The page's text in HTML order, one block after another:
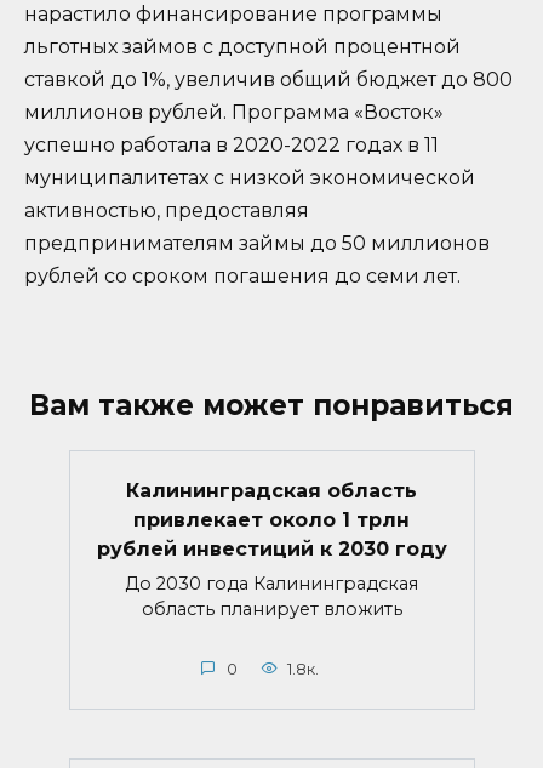
нарастило финансирование программы
льготных займов с доступной процентной
ставкой до 1%, увеличив общий бюджет до 800
миллионов рублей. Программа «Восток»
успешно работала в 2020-2022 годах в 11
муниципалитетах с низкой экономической
активностью, предоставляя
предпринимателям займы до 50 миллионов
рублей со сроком погашения до семи лет.
Вам также может понравиться
Калининградская область
привлекает около 1 трлн
рублей инвестиций к 2030 году
До 2030 года Калининградская
область планирует вложить
0 1.8к.